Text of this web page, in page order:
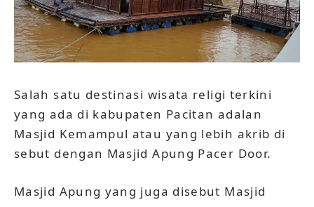
Salah satu destinasi wisata religi terkini
yang ada di kabupaten Pacitan adalan
Masjid Kemampul atau yang lebih akrib di
sebut dengan Masjid Apung Pacer Door.
Masjid Apung yang juga disebut Masjid